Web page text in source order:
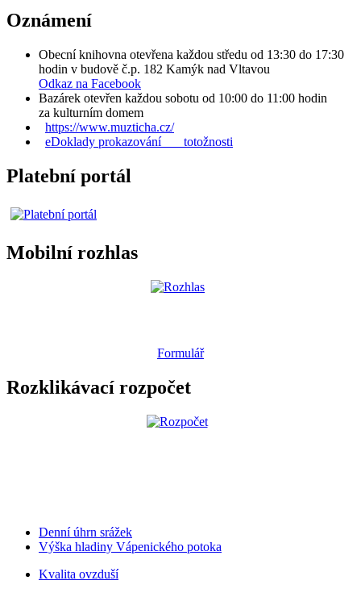
Oznámení
Obecní knihovna otevřena každou středu od 13:30 do 17:30
hodin v budově č.p. 182 Kamýk nad Vltavou
Odkaz na Facebook
Bazárek otevřen každou sobotu od 10:00 do 11:00 hodin
za kulturním domem
https://www.muzticha.cz/
eDoklady prokazování totožnosti
Platební portál
Mobilní rozhlas
Formulář
Rozklikávací rozpočet
Denní úhrn srážek
Výška hladiny Vápenického potoka
Kvalita ovzduší